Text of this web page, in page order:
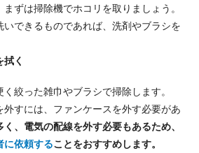
ずは掃除機でホコリを取りましょう。
できるものであれば、洗剤やブラシを
く
絞った雑巾やブラシで掃除します。
すには、ファンケースを外す必要があ
、電気の配線を外す必要もあるため、
に依頼することをおすすめします。